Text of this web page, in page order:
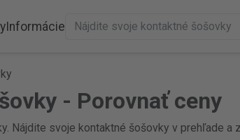
Informácie
- Porovnať ceny
Nájdite svoje kontaktné šošovky v prehľade